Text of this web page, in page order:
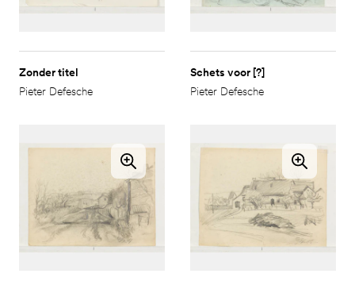
Zonder titel
Pieter Defesche
Schets voor [?]
Pieter Defesche